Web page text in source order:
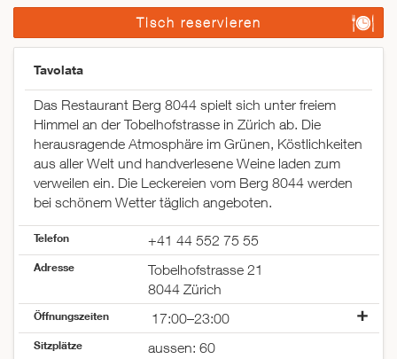
Tisch reservieren
Tavolata
Das Restaurant Berg 8044 spielt sich unter freiem
Himmel an der Tobelhofstrasse in Zürich ab. Die
herausragende Atmosphäre im Grünen, Köstlichkeiten
aus aller Welt und handverlesene Weine laden zum
verweilen ein. Die Leckereien vom Berg 8044 werden
bei schönem Wetter täglich angeboten.
Telefon +41 44 552 75 55
Adresse
Tobelhofstrasse 21
8044 Zürich
Öffnungszeiten
17:00–23:00
Montag
17:00–23:00
Sitzplätze aussen: 60